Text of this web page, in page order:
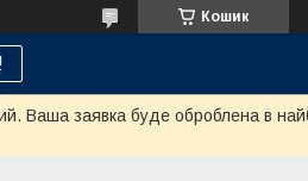
Кошик
Ваша заявка буде оброблена в